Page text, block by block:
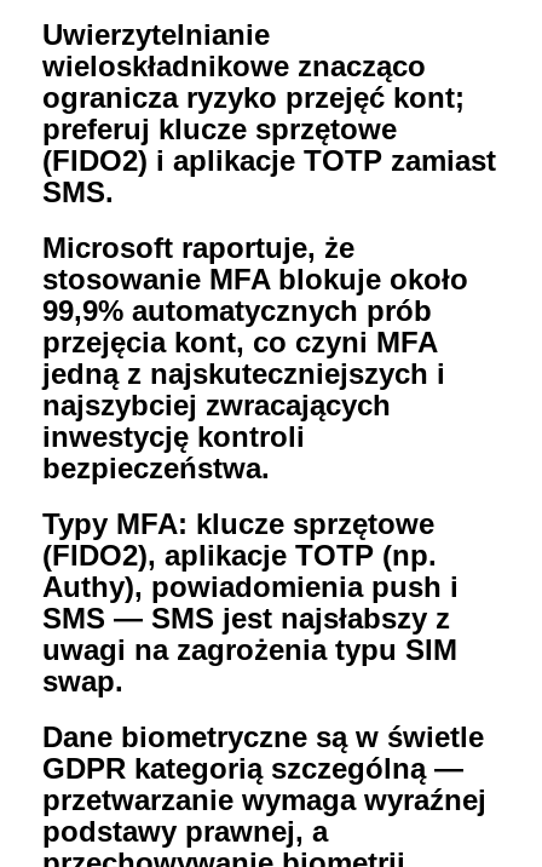
Uwierzytelnianie
wieloskładnikowe znacząco
ogranicza ryzyko przejęć kont;
preferuj klucze sprzętowe
(FIDO2) i aplikacje TOTP zamiast
SMS.
Microsoft raportuje, że
stosowanie MFA blokuje około
99,9% automatycznych prób
przejęcia kont, co czyni MFA
jedną z najskuteczniejszych i
najszybciej zwracających
inwestycję kontroli
bezpieczeństwa.
Typy MFA: klucze sprzętowe
(FIDO2), aplikacje TOTP (np.
Authy), powiadomienia push i
SMS — SMS jest najsłabszy z
uwagi na zagrożenia typu SIM
swap.
Dane biometryczne są w świetle
GDPR kategorią szczególną —
przetwarzanie wymaga wyraźnej
podstawy prawnej, a